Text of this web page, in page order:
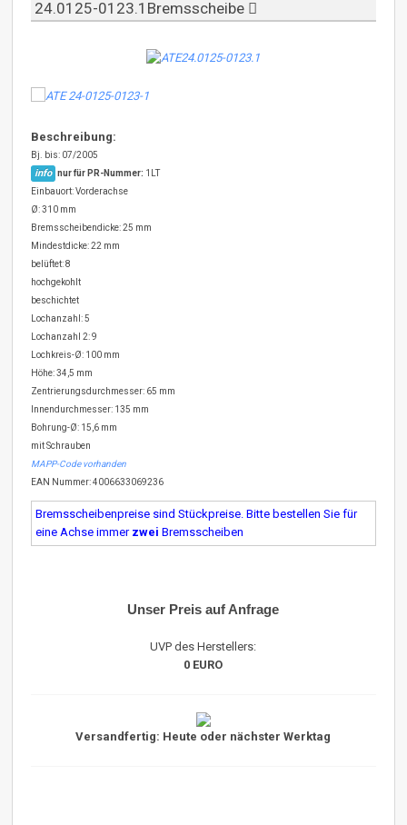
24.0125-0123.1Bremsscheibe
Beschreibung:
Bj. bis: 07/2005
info nur für PR-Nummer: 1LT
Einbauort: Vorderachse
Ø: 310 mm
Bremsscheibendicke: 25 mm
Mindestdicke: 22 mm
belüftet: 8
hochgekohlt
beschichtet
Lochanzahl: 5
Lochanzahl 2: 9
Lochkreis-Ø: 100 mm
Höhe: 34,5 mm
Zentrierungsdurchmesser: 65 mm
Innendurchmesser: 135 mm
Bohrung-Ø: 15,6 mm
mit Schrauben
MAPP-Code vorhanden
EAN Nummer: 4006633069236
Bremsscheibenpreise sind Stückpreise. Bitte bestellen Sie für
eine Achse immer zwei Bremsscheiben
Unser Preis auf Anfrage
UVP des Herstellers:
0 EURO
Versandfertig: Heute oder nächster Werktag